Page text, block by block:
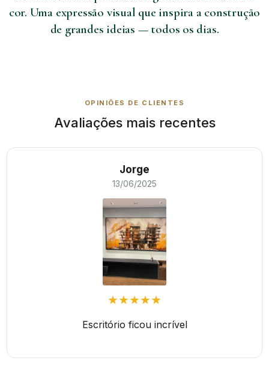
cor. Uma expressão visual que inspira a construção
de grandes ideias — todos os dias.
OPINIÕES DE CLIENTES
Avaliações mais recentes
Jorge
13/06/2025
★★★★★
Escritório ficou incrível